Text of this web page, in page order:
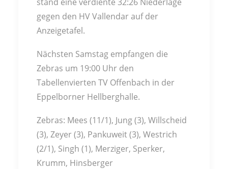
gegen den HV Vallendar auf der
Anzeigetafel.
Nächsten Samstag empfangen die
Zebras um 19:00 Uhr den
Tabellenvierten TV Offenbach in der
Eppelborner Hellberghalle.
Zebras: Mees (11/1), Jung (3), Willscheid
(3), Zeyer (3), Pankuweit (3), Westrich
(2/1), Singh (1), Merziger, Sperker,
Krumm, Hinsberger